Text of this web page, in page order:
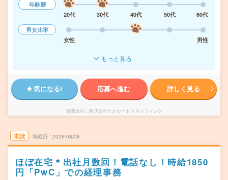
年齢層
20代
30代 40代 50代
60代
男女比率
女性
男性
もっと見る
気になる! 応募へ進む 詳しく見る
派遣会社 株式会社リクルートスタッフィング
未読 掲載日 2026/08/08
ほぼ在宅＊出社月数回！電話なし！時給1850
円「PwC」での経理事務